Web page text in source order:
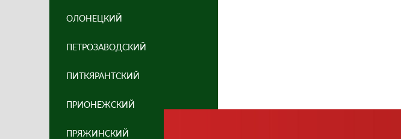
ОЛОНЕЦКИЙ
ПЕТРОЗАВОДСКИЙ
ПИТКЯРАНТСКИЙ
ПРИОНЕЖСКИЙ
ПРЯЖИНСКИЙ